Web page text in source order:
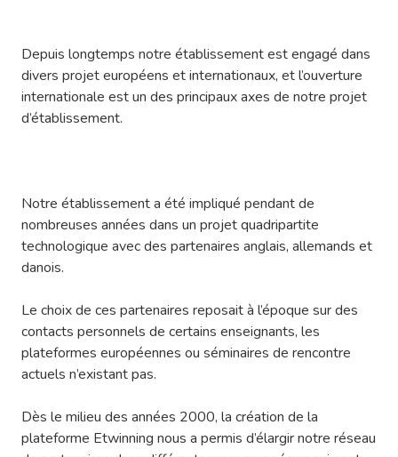
Depuis longtemps notre établissement est engagé dans
divers projet européens et internationaux, et l’ouverture
internationale est un des principaux axes de notre projet
d’établissement.
Notre établissement a été impliqué pendant de
nombreuses années dans un projet quadripartite
technologique avec des partenaires anglais, allemands et
danois.
Le choix de ces partenaires reposait à l’époque sur des
contacts personnels de certains enseignants, les
plateformes européennes ou séminaires de rencontre
actuels n’existant pas.
Dès le milieu des années 2000, la création de la
plateforme Etwinning nous a permis d’élargir notre réseau